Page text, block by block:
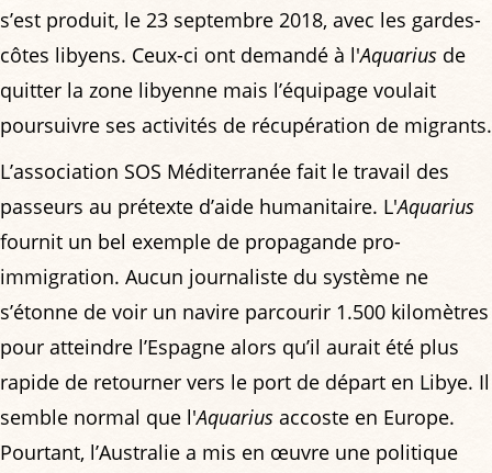
s’est produit, le 23 septembre 2018, avec les gardes-
côtes libyens. Ceux-ci ont demandé à l'Aquarius de
quitter la zone libyenne mais l’équipage voulait
poursuivre ses activités de récupération de migrants.
L’association SOS Méditerranée fait le travail des
passeurs au prétexte d’aide humanitaire. L'Aquarius
fournit un bel exemple de propagande pro-
immigration. Aucun journaliste du système ne
s’étonne de voir un navire parcourir 1.500 kilomètres
pour atteindre l’Espagne alors qu’il aurait été plus
rapide de retourner vers le port de départ en Libye. Il
semble normal que l'Aquarius accoste en Europe.
Pourtant, l’Australie a mis en œuvre une politique